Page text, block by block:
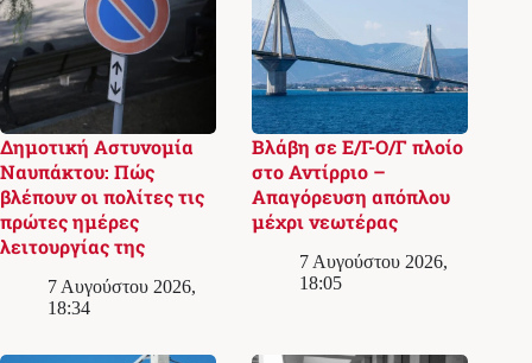
Δημοτική Αστυνομία
Ναυπάκτου: Πώς
βλέπουν οι πολίτες τις
πρώτες ημέρες
λειτουργίας της
7 Αυγούστου 2026,
18:34
Βλάβη σε Ε/Γ-Ο/Γ πλοίο
στο Αντίρριο –
Απαγόρευση απόπλου
μέχρι νεωτέρας
7 Αυγούστου 2026,
18:05